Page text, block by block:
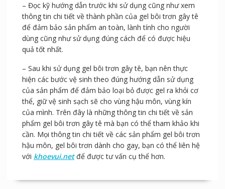
– Đọc kỹ hướng dẫn trước khi sử dụng cũng như xem
thông tin chi tiết về thành phần của gel bôi trơn gây tê
để đảm bảo sản phẩm an toàn, lành tính cho người
dùng cũng như sử dụng đúng cách để có được hiệu
quả tốt nhất.
– Sau khi sử dụng gel bôi trơn gây tê, bạn nên thực
hiện các bước vệ sinh theo đúng hướng dẫn sử dụng
của sản phẩm để đảm bảo loại bỏ được gel ra khỏi cơ
thể, giữ vệ sinh sạch sẽ cho vùng hậu môn, vùng kín
của mình. Trên đây là những thông tin chi tiết về sản
phẩm gel bôi trơn gây tê mà bạn có thể tham khảo khi
cần. Mọi thông tin chi tiết về các sản phẩm gel bôi trơn
hậu môn, gel bôi trơn dành cho gay, bạn có thể liên hệ
với khoevui.netđể được tư vấn cụ thể hơn.